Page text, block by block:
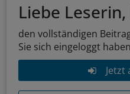
Liebe
den vollständigen
Sie sich eingeloggt
Jetzt